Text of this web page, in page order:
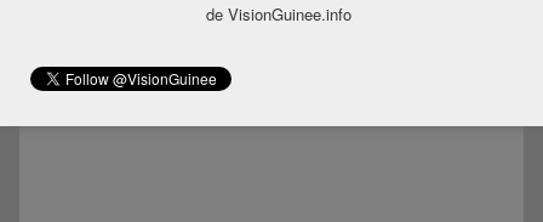
Votre adresse email ne sera pas publiée.
de VisionGuinee.info